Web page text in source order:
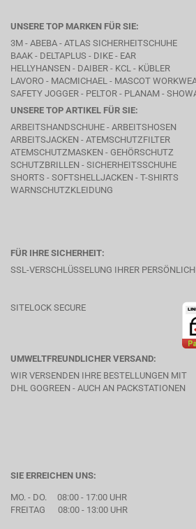
UNSERE TOP MARKEN FÜR SIE:
3M - ABEBA - ATLAS SICHERHEITSCHUHE
BAAK - DELTAPLUS - DIKE - EAR
HELLYHANSEN - DAIBER - KCL - KÜBLER
LAVORO - MACMICHAEL - MASCOT
SAFETY JOGGER - PELTOR - PLANAM -
UNSERE TOP ARTIKEL FÜR SIE:
ARBEITSHANDSCHUHE - ARBEITSHOSEN
ARBEITSJACKEN - ATEMSCHUTZFILTER
ATEMSCHUTZMASKEN - GEHÖRSCHUTZ
SCHUTZBRILLEN - SICHERHEITSSCHUHE
SHORTS - SOFTSHELLJACKEN - T-SHIRTS
WARNSCHUTZKLEIDUNG
FÜR IHRE SICHERHEIT:
SSL-VERSCHLÜSSELUNG IHRER
SITELOCK SECURE
UMWELTFREUNDLICHER VERSAND:
WIR VERSENDEN IHRE BESTELLUNGEN MIT
DHL GOGREEN - AUCH AN PACKSTATIONEN
SIE ERREICHEN UNS:
MO. - DO. 08:00 - 17:00 UHR
FREITAG 08:00 - 13:00 UHR